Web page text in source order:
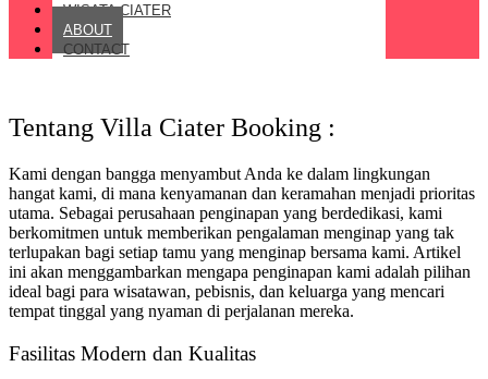
WISATA CIATER
ABOUT
CONTACT
Tentang Villa Ciater Booking :
Kami dengan bangga menyambut Anda ke dalam lingkungan
hangat kami, di mana kenyamanan dan keramahan menjadi prioritas
utama. Sebagai perusahaan penginapan yang berdedikasi, kami
berkomitmen untuk memberikan pengalaman menginap yang tak
terlupakan bagi setiap tamu yang menginap bersama kami. Artikel
ini akan menggambarkan mengapa penginapan kami adalah pilihan
ideal bagi para wisatawan, pebisnis, dan keluarga yang mencari
tempat tinggal yang nyaman di perjalanan mereka.
Fasilitas Modern dan Kualitas